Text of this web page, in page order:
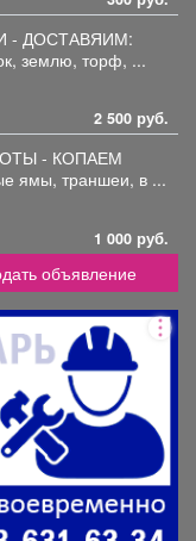
- ДОСТАВЯИМ:
землю, торф, ...
2 500 руб.
- КОПАЕМ
ямы, траншеи, в ...
1 000 руб.
объявление